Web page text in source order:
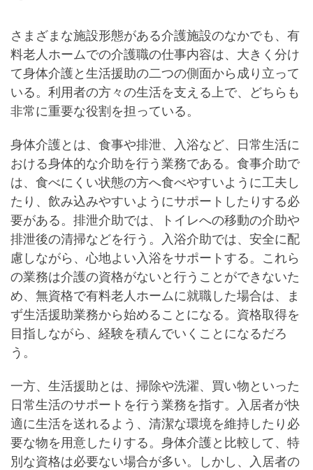
さまざまな施設形態がある介護施設のなかでも、有
料老人ホームでの介護職の仕事内容は、大きく分け
て身体介護と生活援助の二つの側面から成り立って
いる。利用者の方々の生活を支える上で、どちらも
非常に重要な役割を担っている。
身体介護とは、食事や排泄、入浴など、日常生活に
おける身体的な介助を行う業務である。食事介助で
は、食べにくい状態の方へ食べやすいように工夫し
たり、飲み込みやすいようにサポートしたりする必
要がある。排泄介助では、トイレへの移動の介助や
排泄後の清掃などを行う。入浴介助では、安全に配
慮しながら、心地よい入浴をサポートする。これら
の業務は介護の資格がないと行うことができないた
め、無資格で有料老人ホームに就職した場合は、ま
ず生活援助業務から始めることになる。資格取得を
目指しながら、経験を積んでいくことになるだろ
う。
一方、生活援助とは、掃除や洗濯、買い物といった
日常生活のサポートを行う業務を指す。入居者が快
適に生活を送れるよう、清潔な環境を維持したり必
要な物を用意したりする。身体介護と比較して、特
別な資格は必要ない場合が多い。しかし、入居者の